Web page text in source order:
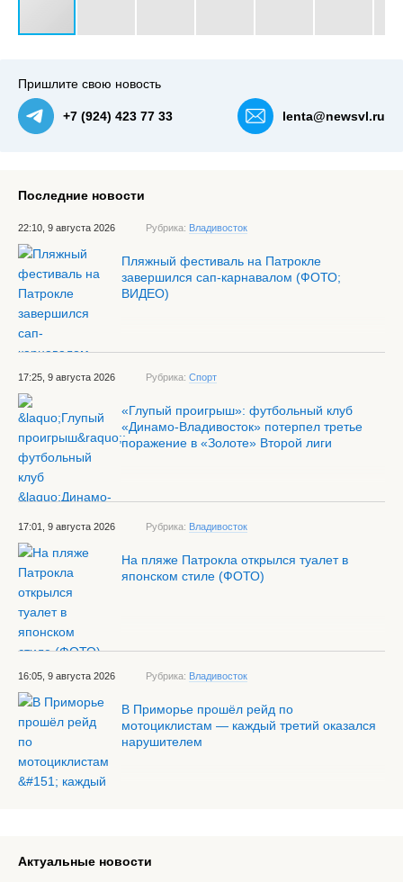
Пришлите свою новость
+7 (924) 423 77 33 lenta@newsvl.ru
Последние новости
22:10, 9 августа 2026 Рубрика: Владивосток
Пляжный фестиваль на Патрокле
завершился сап-карнавалом (ФОТО;
ВИДЕО)
17:25, 9 августа 2026 Рубрика: Спорт
«Глупый проигрыш»: футбольный клуб
«Динамо-Владивосток» потерпел третье
поражение в «Золоте» Второй лиги
17:01, 9 августа 2026 Рубрика: Владивосток
На пляже Патрокла открылся туалет в
японском стиле (ФОТО)
16:05, 9 августа 2026 Рубрика: Владивосток
В Приморье прошёл рейд по
мотоциклистам — каждый третий оказался
нарушителем
Актуальные новости